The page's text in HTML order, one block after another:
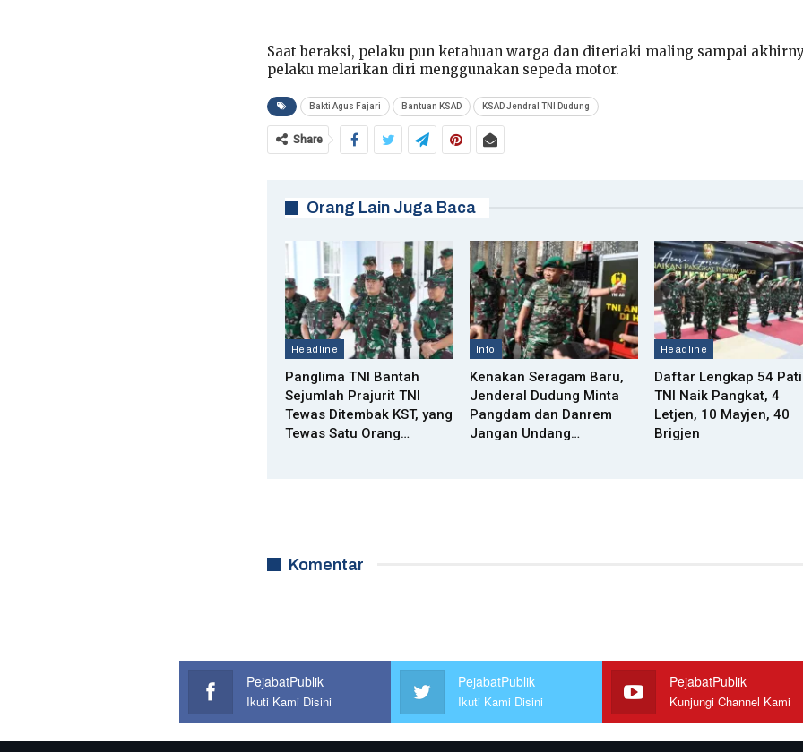
Saat beraksi, pelaku pun ketahuan warga dan diteriaki maling sampai
pelaku melarikan diri menggunakan sepeda motor.
Bakti Agus Fajari Bantuan KSAD KSAD Jendral TNI Dudung
Share
Orang Lain Juga Baca
Headline
Panglima TNI Bantah
Sejumlah Prajurit TNI
Tewas Ditembak KST, yang
Tewas Satu Orang…
Info
Kenakan Seragam Baru,
Jenderal Dudung Minta
Pangdam dan Danrem
Jangan Undang…
Headline
Daftar Lengkap 54 Pati
TNI Naik Pangkat, 4
Letjen, 10 Mayjen, 40
Brigjen
Komentar
PejabatPublik
Ikuti Kami Disini
PejabatPublik
Ikuti Kami Disini
PejabatPublik
Kunjungi Channel Kami